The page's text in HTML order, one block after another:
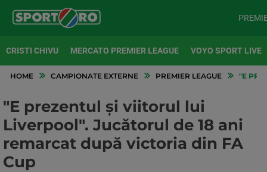
CRISTI CHIVU MERCATO PREMIER LEAGUE VOYO SPORT LIVE
HOME CAMPIONATE EXTERNE PREMIER LEAGUE "E
"E prezentul și viitorul lui
Liverpool". Jucătorul de 18 ani
remarcat după victoria din FA
Cup